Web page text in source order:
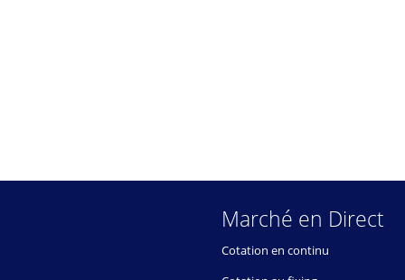
Marché en Direct
Cotation en continu